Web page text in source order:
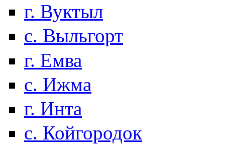
г. Вуктыл
с. Выльгорт
г. Емва
с. Ижма
г. Инта
с. Койгородок